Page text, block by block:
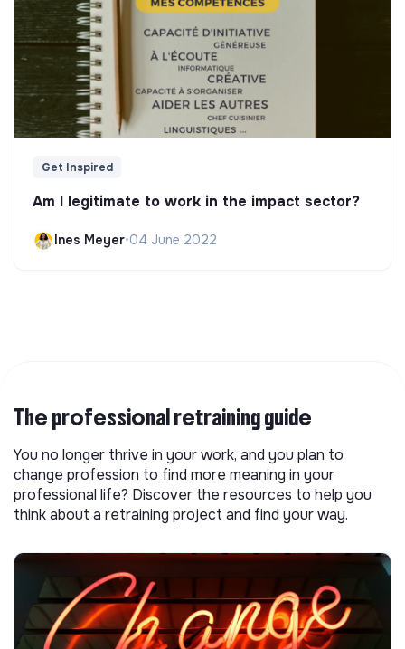
Get Inspired
Am I legitimate to work in the impact sector?
Ines Meyer•04 June 2022
The professional retraining guide
You no longer thrive in your work, and you plan to
change profession to find more meaning in your
professional life? Discover the resources to help you
think about a retraining project and find your way.